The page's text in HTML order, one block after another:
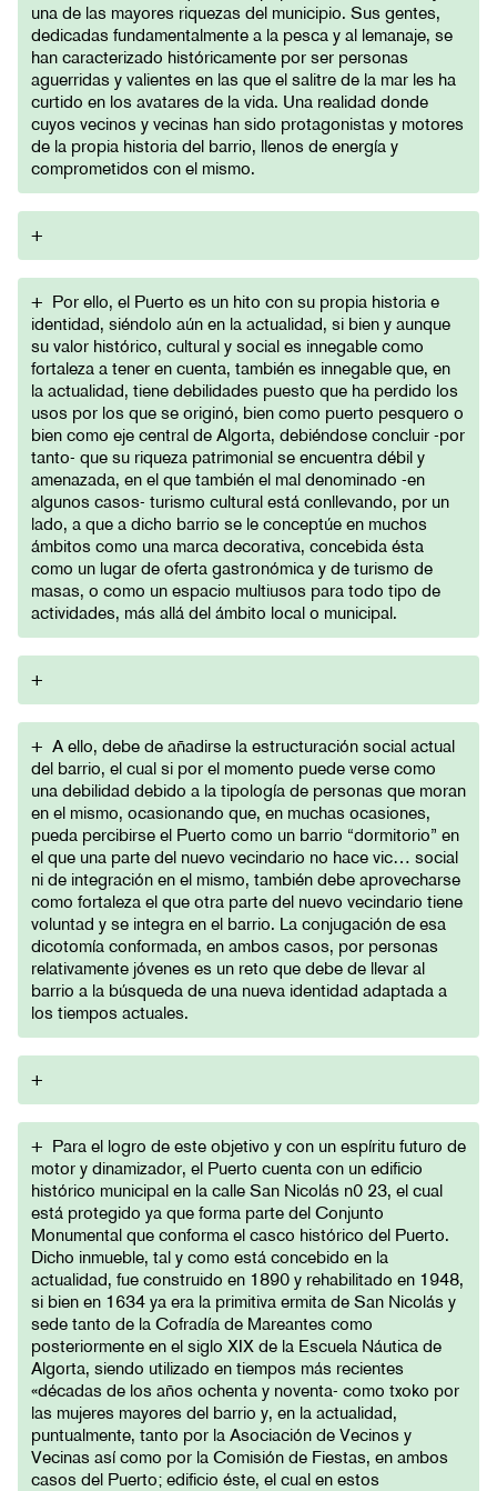
una de las mayores riquezas del municipio. Sus gentes,
dedicadas fundamentalmente a la pesca y al lemanaje, se
han caracterizado históricamente por ser personas
aguerridas y valientes en las que el salitre de la mar les ha
curtido en los avatares de la vida. Una realidad donde
cuyos vecinos y vecinas han sido protagonistas y motores
de la propia historia del barrio, llenos de energía y
comprometidos con el mismo.
+
+ Por ello, el Puerto es un hito con su propia historia e
identidad, siéndolo aún en la actualidad, si bien y aunque
su valor histórico, cultural y social es innegable como
fortaleza a tener en cuenta, también es innegable que, en
la actualidad, tiene debilidades puesto que ha perdido los
usos por los que se originó, bien como puerto pesquero o
bien como eje central de Algorta, debiéndose concluir -por
tanto- que su riqueza patrimonial se encuentra débil y
amenazada, en el que también el mal denominado -en
algunos casos- turismo cultural está conllevando, por un
lado, a que a dicho barrio se le conceptúe en muchos
ámbitos como una marca decorativa, concebida ésta
como un lugar de oferta gastronómica y de turismo de
masas, o como un espacio multiusos para todo tipo de
actividades, más allá del ámbito local o municipal.
+
+ A ello, debe de añadirse la estructuración social actual
del barrio, el cual si por el momento puede verse como
una debilidad debido a la tipología de personas que moran
en el mismo, ocasionando que, en muchas ocasiones,
pueda percibirse el Puerto como un barrio “dormitorio” en
el que una parte del nuevo vecindario no hace vic… social
ni de integración en el mismo, también debe aprovecharse
como fortaleza el que otra parte del nuevo vecindario tiene
voluntad y se integra en el barrio. La conjugación de esa
dicotomía conformada, en ambos casos, por personas
relativamente jóvenes es un reto que debe de llevar al
barrio a la búsqueda de una nueva identidad adaptada a
los tiempos actuales.
+
+ Para el logro de este objetivo y con un espíritu futuro de
motor y dinamizador, el Puerto cuenta con un edificio
histórico municipal en la calle San Nicolás n0 23, el cual
está protegido ya que forma parte del Conjunto
Monumental que conforma el casco histórico del Puerto.
Dicho inmueble, tal y como está concebido en la
actualidad, fue construido en 1890 y rehabilitado en 1948,
si bien en 1634 ya era la primitiva ermita de San Nicolás y
sede tanto de la Cofradía de Mareantes como
posteriormente en el siglo XIX de la Escuela Náutica de
Algorta, siendo utilizado en tiempos más recientes
«décadas de los años ochenta y noventa- como txoko por
las mujeres mayores del barrio y, en la actualidad,
puntualmente, tanto por la Asociación de Vecinos y
Vecinas así como por la Comisión de Fiestas, en ambos
casos del Puerto; edificio éste, el cual en estos